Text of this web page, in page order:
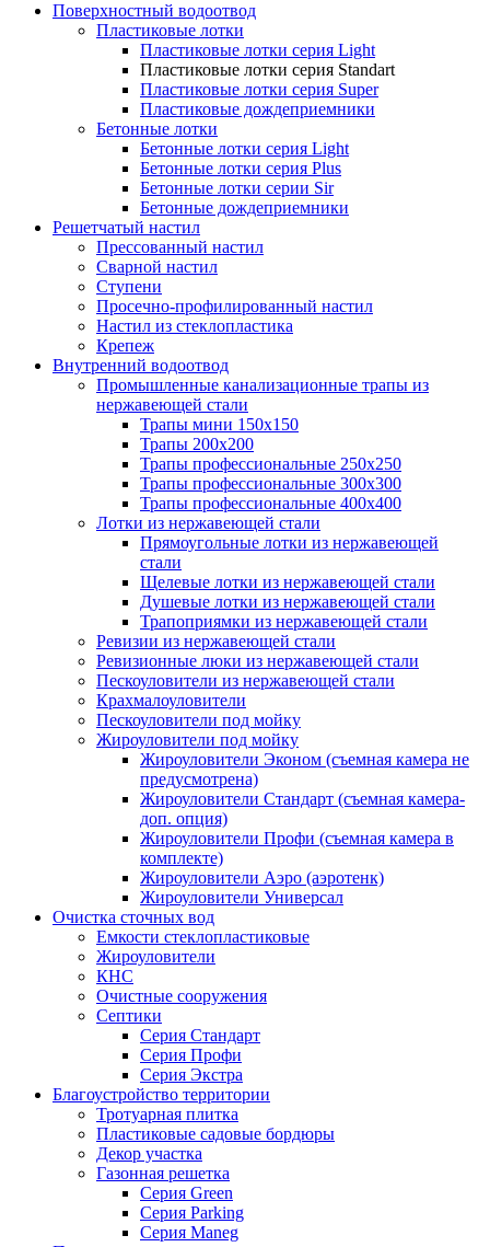
Поверхностный водоотвод
Пластиковые лотки
Пластиковые лотки серия Light
Пластиковые лотки серия Standart
Пластиковые лотки серия Super
Пластиковые дождеприемники
Бетонные лотки
Бетонные лотки серия Light
Бетонные лотки серия Plus
Бетонные лотки серии Sir
Бетонные дождеприемники
Решетчатый настил
Прессованный настил
Сварной настил
Ступени
Просечно-профилированный настил
Настил из стеклопластика
Крепеж
Внутренний водоотвод
Промышленные канализационные трапы из
нержавеющей стали
Трапы мини 150х150
Трапы 200х200
Трапы профессиональные 250х250
Трапы профессиональные 300х300
Трапы профессиональные 400х400
Лотки из нержавеющей стали
Прямоугольные лотки из нержавеющей
стали
Щелевые лотки из нержавеющей стали
Душевые лотки из нержавеющей стали
Трапоприямки из нержавеющей стали
Ревизии из нержавеющей стали
Ревизионные люки из нержавеющей стали
Пескоуловители из нержавеющей стали
Крахмалоуловители
Пескоуловители под мойку
Жироуловители под мойку
Жироуловители Эконом (съемная камера не
предусмотрена)
Жироуловители Стандарт (съемная камера-
доп. опция)
Жироуловители Профи (съемная камера в
комплекте)
Жироуловители Аэро (аэротенк)
Жироуловители Универсал
Очистка сточных вод
Емкости стеклопластиковые
Жироуловители
КНС
Очистные сооружения
Септики
Серия Стандарт
Серия Профи
Серия Экстра
Благоустройство территории
Тротуарная плитка
Пластиковые садовые бордюры
Декор участка
Газонная решетка
Серия Green
Серия Parking
Серия Maneg